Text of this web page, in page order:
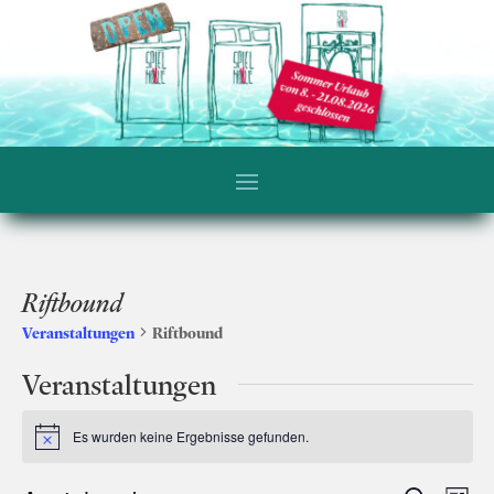
Riftbound
Veranstaltungen Riftbound
Veranstaltungen
HinweisEs wurden keine Ergebnisse gefunden.